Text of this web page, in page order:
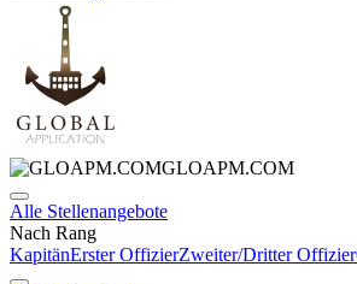
GLOAPM.COM
Alle Stellenangebote
Nach Rang
KapitänErster OffizierZweiter/Dritter Offizier